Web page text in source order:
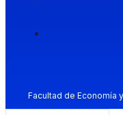
Facultad de Economía